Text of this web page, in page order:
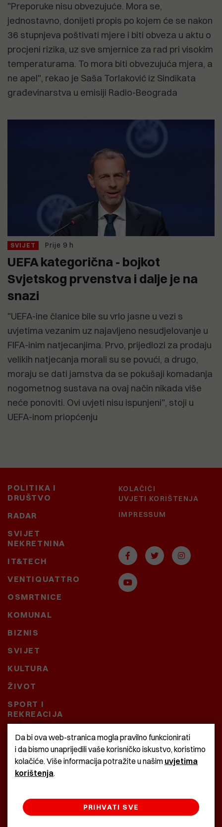
"Preporuke nisu obvezujuće. Mora se,
jednostavno, donijeti propis po kojem će se nakon
36 stupnjeva poštivati mjere i biti obveza u aktu o
procjeni rizika, uz sve smjernice za rad pri visokim
temperaturama. To mora biti obvezujuća mjera, a
ne apel", rekao je Saša Torlaković iz Sindikata
građevinarstva u emisiji Radio-Beograda
SVIJET Prije 9 h
UEFA kategorična - bojkot
Svjetskog prvenstva i dalje je na
snazi
"UEFA-ine članice bile su vrlo jasne u vezi s
uvjetima vezanim uz najavljeno nesudjelovanje u
FIFA-inim natjecanjima. Prvo, prijedlozi za prodaju
velikih natjecanja morali su se povući, a drugo,
moraju se dati jamstva da se pokušaji komadanja
nogometnog sustava na ovaj način nikada više
neće ponoviti. Ovi uvjeti nisu ispunjeni", stoji u
UEFA-inom priopćenju
POLITIKA I
DRUŠTVO
RADAR
SVIJET
NEKRETNINA
IT&TECH
VENTIQUATTRO
OSMRTNICE
KOMUNAL
BIZNIS
SVIJET
KULTURA
ŽIVOT
SPORT I
REKREACIJA
CRNA KRONIKA
BAŠTARDINI I PRAVI
KRASNA ZEMLJA
KOLAČIĆI
UVJETI KORIŠTENJA
IMPRESSUM
Da bi ova web-stranica mogla pravilno funkcionirati
i da bismo unaprijedili vaše korisničko iskustvo, koristimo
kolačiće. Više informacija potražite u našim uvjetima
korištenja.
PRIHVATI SVE